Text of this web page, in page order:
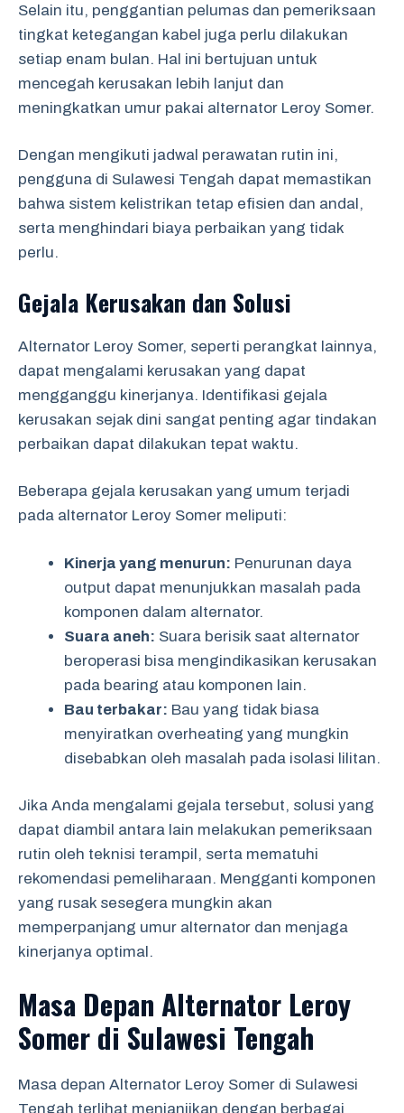
Selain itu, penggantian pelumas dan pemeriksaan
tingkat ketegangan kabel juga perlu dilakukan
setiap enam bulan. Hal ini bertujuan untuk
mencegah kerusakan lebih lanjut dan
meningkatkan umur pakai alternator Leroy Somer.
Dengan mengikuti jadwal perawatan rutin ini,
pengguna di Sulawesi Tengah dapat memastikan
bahwa sistem kelistrikan tetap efisien dan andal,
serta menghindari biaya perbaikan yang tidak
perlu.
Gejala Kerusakan dan Solusi
Alternator Leroy Somer, seperti perangkat lainnya,
dapat mengalami kerusakan yang dapat
mengganggu kinerjanya. Identifikasi gejala
kerusakan sejak dini sangat penting agar tindakan
perbaikan dapat dilakukan tepat waktu.
Beberapa gejala kerusakan yang umum terjadi
pada alternator Leroy Somer meliputi:
Kinerja yang menurun: Penurunan daya
output dapat menunjukkan masalah pada
komponen dalam alternator.
Suara aneh: Suara berisik saat alternator
beroperasi bisa mengindikasikan kerusakan
pada bearing atau komponen lain.
Bau terbakar: Bau yang tidak biasa
menyiratkan overheating yang mungkin
disebabkan oleh masalah pada isolasi lilitan.
Jika Anda mengalami gejala tersebut, solusi yang
dapat diambil antara lain melakukan pemeriksaan
rutin oleh teknisi terampil, serta mematuhi
rekomendasi pemeliharaan. Mengganti komponen
yang rusak sesegera mungkin akan
memperpanjang umur alternator dan menjaga
kinerjanya optimal.
Masa Depan Alternator Leroy
Somer di Sulawesi Tengah
Masa depan Alternator Leroy Somer di Sulawesi
Tengah terlihat menjanjikan dengan berbagai